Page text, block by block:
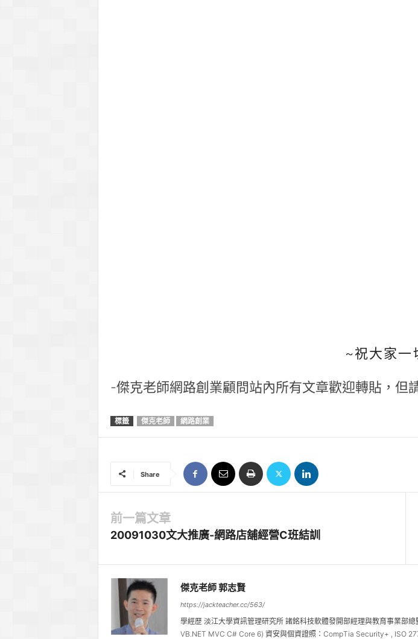
~祝大家一
-傑克老師網路創業顧問站內所有文章歡迎轉貼，但
標籤 傑克老師 網路創業
Share
前一篇文章
20091030文大推廣-網路店舖經營C班結訓
傑克老師 郭志賢
https://jackteacher.cc/563/
學經歷 淡江大學資訊管理研究所 諸銘科技軟體發開部經理與教育事業部
VB.NET MVC C# Core 6) 資安與個資證照：CompTia Security+ , ISO